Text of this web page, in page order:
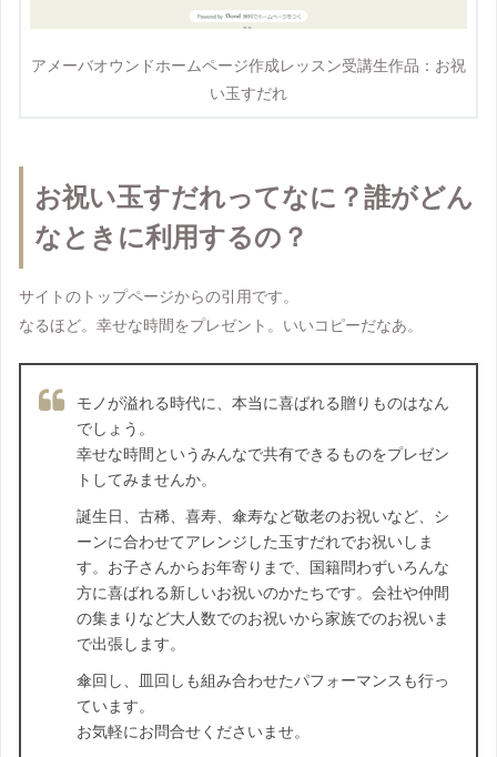
アメーバオウンドホームページ作成レッスン受講生作品：お祝
い玉すだれ
お祝い玉すだれってなに？誰がどん
なときに利用するの？
サイトのトップページからの引用です。
なるほど。幸せな時間をプレゼント。いいコピーだなあ。
モノが溢れる時代に、本当に喜ばれる贈りものはなん
でしょう。
幸せな時間というみんなで共有できるものをプレゼン
トしてみませんか。
誕生日、古稀、喜寿、傘寿など敬老のお祝いなど、シ
ーンに合わせてアレンジした玉すだれでお祝いしま
す。お子さんからお年寄りまで、国籍問わずいろんな
方に喜ばれる新しいお祝いのかたちです。会社や仲間
の集まりなど大人数でのお祝いから家族でのお祝いま
で出張します。
傘回し、皿回しも組み合わせたパフォーマンスも行っ
ています。
お気軽にお問合せくださいませ。